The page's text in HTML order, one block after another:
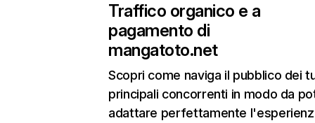
Traffico organico e a
pagamento di
mangatoto.net
Scopri come naviga il pubblico dei
principali concorrenti in modo da
adattare perfettamente